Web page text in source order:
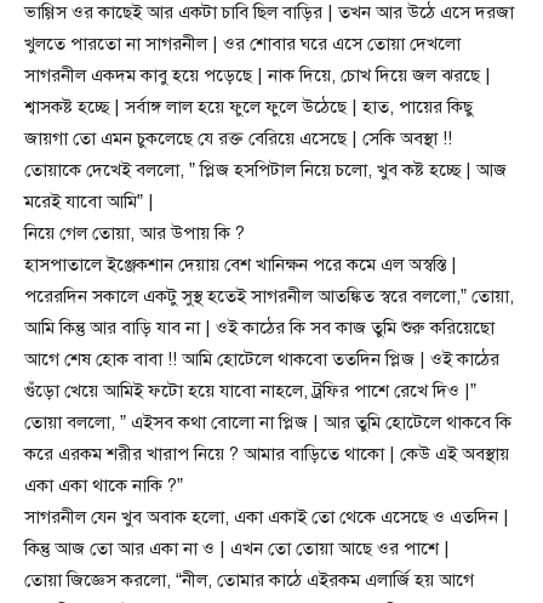
ভাগ্গিস ওর কাছেই আর একটা চাবি ছিল বাড়ির | তখন আর উঠে এসে দরজা
খুলতে পারতো না সাগরনীল | ওর শোবার ঘরে এসে তোয়া দেখলো
সাগরনীল একদম কাবু হয়ে পড়েছে | নাক দিয়ে, চোখ দিয়ে জল ঝরছে |
শ্বাসকষ্ট হচ্ছে | সর্বাঙ্গ লাল হয়ে ফুলে ফুলে উঠেছে | হাত, পায়ের কিছু
জায়গা তো এমন চুকলেছে যে রক্ত বেরিয়ে এসেছে | সেকি অবস্থা !!
তোয়াকে দেখেই বললো, ” প্লিজ হসপিটাল নিয়ে চলো, খুব কষ্ট হচ্ছে | আজ
মরেই যাবো আমি” |
নিয়ে গেল তোয়া, আর উপায় কি ?
হাসপাতালে ইঞ্জেকশান দেয়ায় বেশ খানিক্ষন পরে কমে এল অস্বস্তি |
পরেরদিন সকালে একটু সুস্থ হতেই সাগরনীল আতঙ্কিত স্বরে বললো,” তোয়া,
আমি কিন্তু আর বাড়ি যাব না | ওই কাঠের কি সব কাজ তুমি শুরু করিয়েছো
আগে শেষ হোক বাবা !! আমি হোটেলে থাকবো ততদিন প্লিজ | ওই কাঠের
গুঁড়ো খেয়ে আমিই ফটো হয়ে যাবো নাহলে, ট্রফির পাশে রেখে দিও |”
তোয়া বললো, ” এইসব কথা বোলো না প্লিজ | আর তুমি হোটেলে থাকবে কি
করে এরকম শরীর খারাপ নিয়ে ? আমার বাড়িতে থাকো | কেউ এই অবস্থায়
একা একা থাকে নাকি ?”
সাগরনীল যেন খুব অবাক হলো, একা একাই তো থেকে এসেছে ও এতদিন |
কিন্তু আজ তো আর একা না ও | এখন তো তোয়া আছে ওর পাশে |
তোয়া জিজ্ঞেস করলো, “নীল, তোমার কাঠে এইরকম এলার্জি হয় আগে